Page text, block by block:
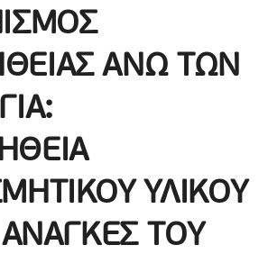
ΑΝΩ ΤΩΝ
ΥΛΙΚΟΥ
ΑΝΑΓΚΕΣ ΤΟΥ